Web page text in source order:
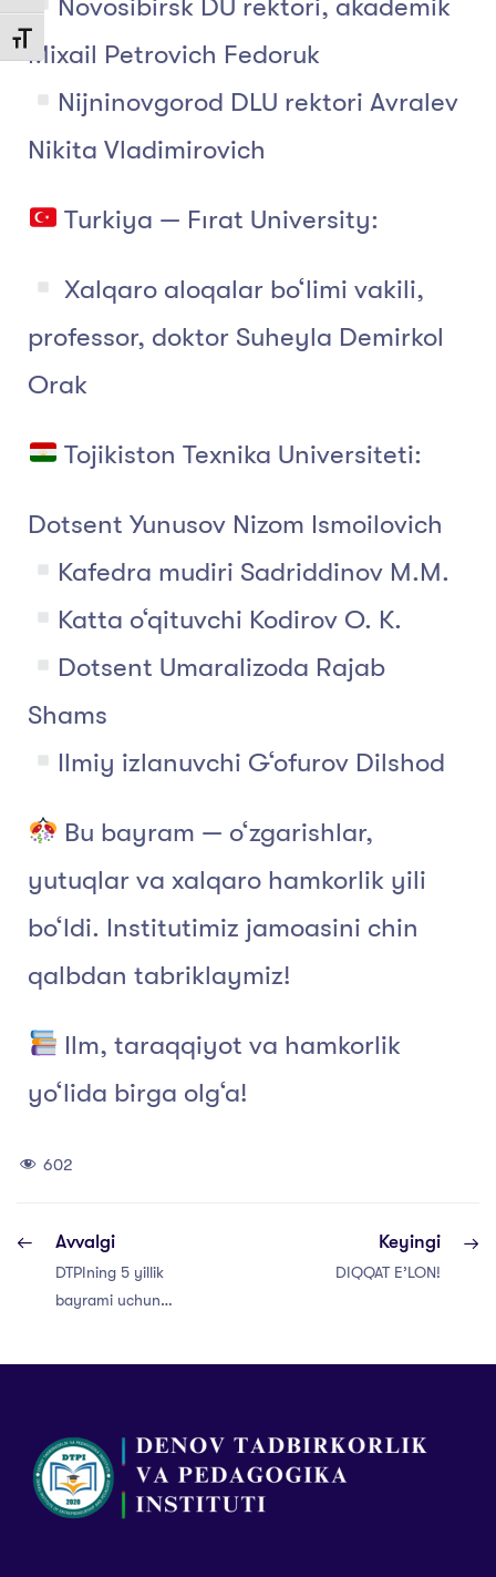
Toggle Font size
Novosibirsk DU rektori, akademik
Mixail Petrovich Fedoruk
Nijninovgorod DLU rektori Avralev
Nikita Vladimirovich
Turkiya — Fırat University:
Xalqaro aloqalar bo‘limi vakili,
professor, doktor Suheyla Demirkol
Orak
Tojikiston Texnika Universiteti:
Dotsent Yunusov Nizom Ismoilovich
Kafedra mudiri Sadriddinov M.М.
Katta o‘qituvchi Kodirov О. К.
Dotsent Umaralizoda Rajab
Shams
Ilmiy izlanuvchi G‘ofurov Dilshod
Bu bayram — o‘zgarishlar,
yutuqlar va xalqaro hamkorlik yili
bo‘ldi. Institutimiz jamoasini chin
qalbdan tabriklaymiz!
Ilm, taraqqiyot va hamkorlik
yo‘lida birga olg‘a!
602
Avvalgi
DTPIning 5 yillik
bayrami uchun
Keyingi
DIQQAT E’LON!